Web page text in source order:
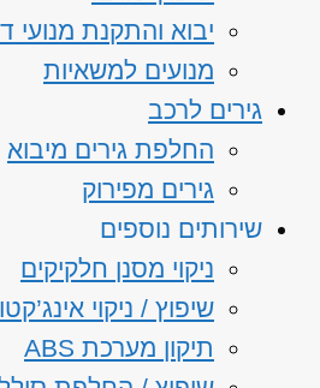
יבוא והתקנת מנועי
מנועים למשאיות
גירים לרכב
החלפת גירים מיבוא
גירים מפירוק
שירותים נוספים
ניקוי מסנן חלקיקים
שיפוץ / ניקוי
תיקון מערכת ABS